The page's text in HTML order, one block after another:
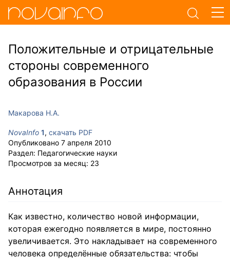
Положительные и отрицательные
стороны современного
образования в России
Макарова Н.А.
NovaInfo 1, скачать PDF
Опубликовано 7 апреля 2010
Раздел: Педагогические науки
Просмотров за месяц: 23
Аннотация
Как известно, количество новой информации,
которая ежегодно появляется в мире, постоянно
увеличивается. Это накладывает на современного
человека определённые обязательства: чтобы